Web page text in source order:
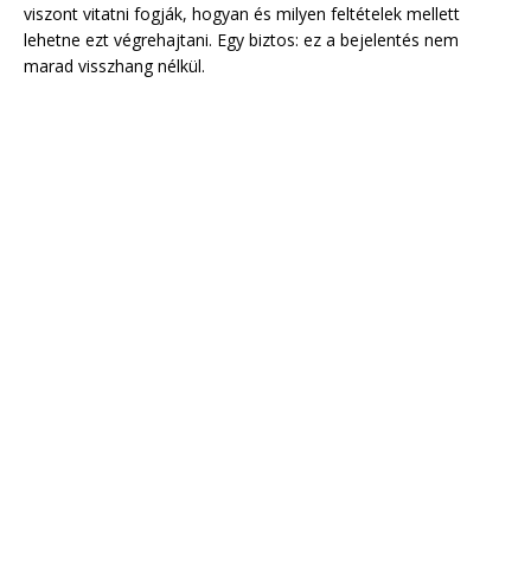
viszont vitatni fogják, hogyan és milyen feltételek mellett
lehetne ezt végrehajtani. Egy biztos: ez a bejelentés nem
marad visszhang nélkül.